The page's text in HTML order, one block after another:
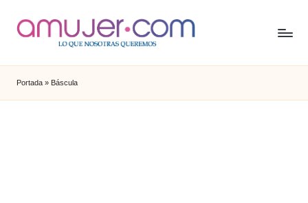
Portada » Báscula